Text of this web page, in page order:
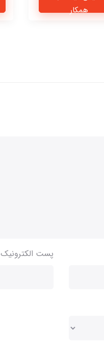
همکار
پست الکترونیک